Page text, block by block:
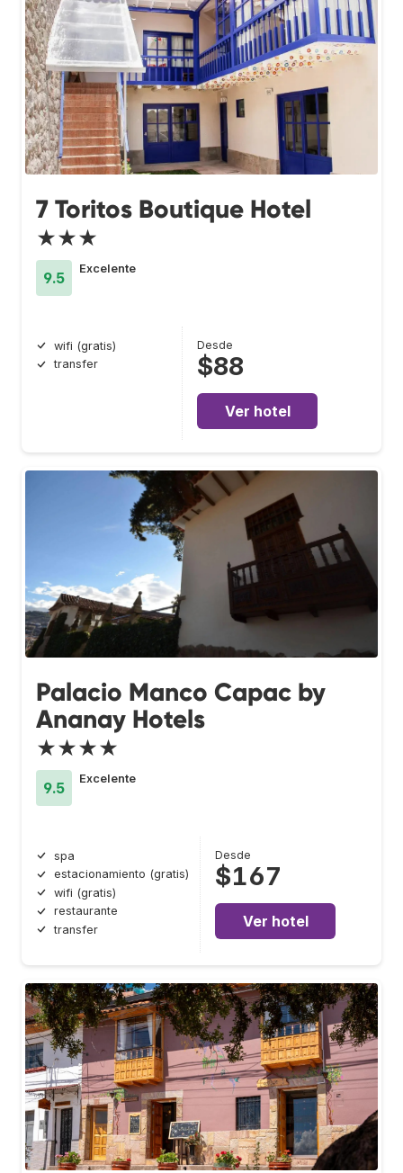
7 Toritos Boutique Hotel
★★★
9.5
Excelente
wifi (gratis)
transfer
Desde
$88
Ver hotel
Palacio Manco Capac by
Ananay Hotels
★★★★
9.5
Excelente
spa
estacionamiento (gratis)
wifi (gratis)
restaurante
transfer
Desde
$167
Ver hotel